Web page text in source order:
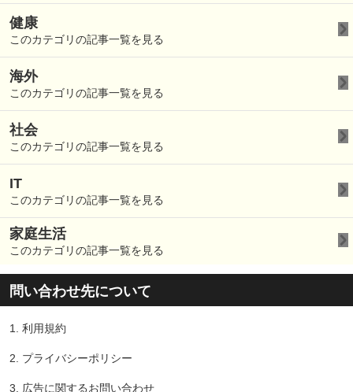
健康
このカテゴリの記事一覧を見る
海外
このカテゴリの記事一覧を見る
社会
このカテゴリの記事一覧を見る
IT
このカテゴリの記事一覧を見る
家庭生活
このカテゴリの記事一覧を見る
問い合わせ先について
1. 利用規約
2. プライバシーポリシー
3. 広告に関するお問い合わせ